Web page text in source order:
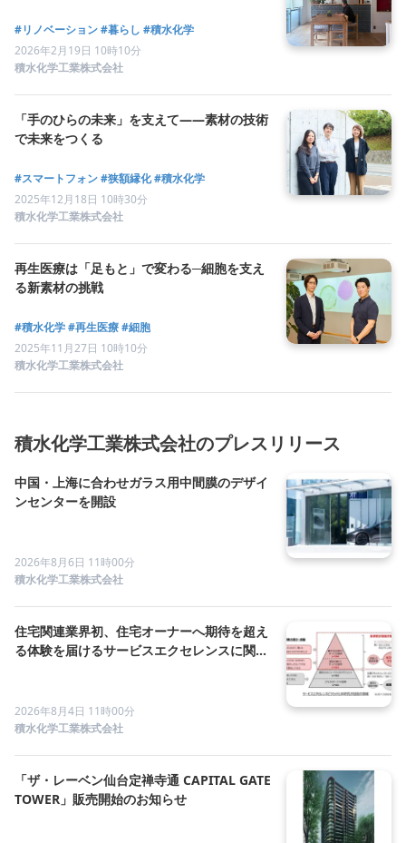
#リノベーション#暮らし #積水化学
2026年2月19日 10時10分
積水化学工業株式会社
「手のひらの未来」を支えて――素材の技術
で未来をつくる
#スマートフォン#狭額縁化#積水化学
2025年12月18日 10時30分
積水化学工業株式会社
再生医療は「足もと」で変わる─細胞を支え
る新素材の挑戦
#積水化学#再生医療#細胞
2025年11月27日 10時10分
積水化学工業株式会社
積水化学工業株式会社のプレスリリース
中国・上海に合わせガラス用中間膜のデザイ
ンセンターを開設
2026年8月6日 11時00分
積水化学工業株式会社
住宅関連業界初、住宅オーナーへ期待を超え
る体験を届けるサービスエクセレンスに関す
2026年8月4日 11時00分
積水化学工業株式会社
「ザ・レーベン仙台定禅寺通 CAPITAL GATE
TOWER」販売開始のお知らせ